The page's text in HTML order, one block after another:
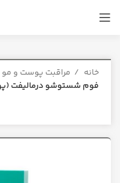
خانه مراقبت پوست و مو
فوم شستوشو درمالیفت